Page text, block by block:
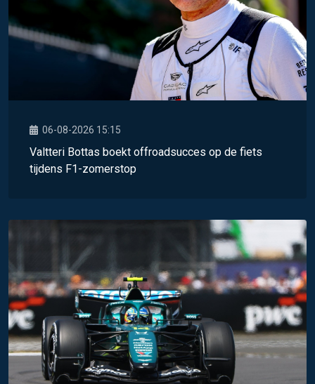
06-08-2026 15:15
Valtteri Bottas boekt offroadsucces op de fiets
tijdens F1-zomerstop